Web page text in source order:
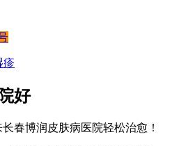
疹
好
春博润皮肤病医院轻松治愈！